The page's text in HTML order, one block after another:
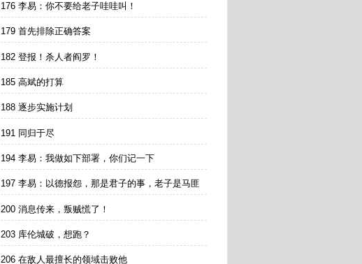
176 李易：你不要给老子哇哇叫！
179 首先排除正确答案
182 登报！杀人者阎罗！
185 高斌的打算
188 逐步实施计划
191 同归于尽
194 李易：我做如下部署，你们记一下
197 李易：以德报怨，那是君子的事，老子是马匪
200 消息传来，叛贼慌了！
203 库伦城破，想跑？
206 在敌人最擅长的领域击败他